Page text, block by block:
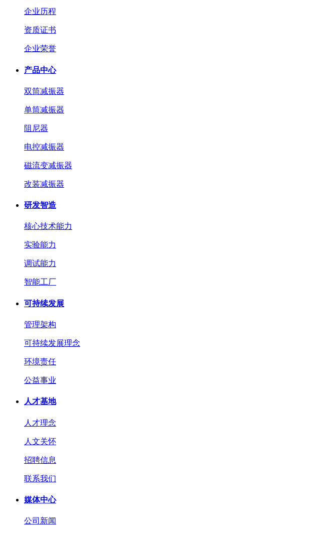
企业历程
资质证书
企业荣誉
产品中心
双筒减振器
单筒减振器
阻尼器
电控减振器
磁流变减振器
改装减振器
研发智造
核心技术能力
实验能力
调试能力
智能工厂
可持续发展
管理架构
可持续发展理念
环境责任
公益事业
人才基地
人才理念
人文关怀
招聘信息
联系我们
媒体中心
公司新闻